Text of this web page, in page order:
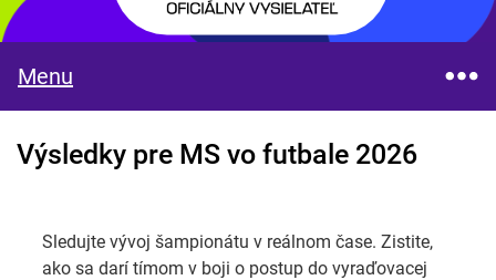
Menu
Výsledky pre MS vo futbale 2026
Sledujte vývoj šampionátu v reálnom čase. Zistite,
ako sa darí tímom v boji o postup do vyraďovacej